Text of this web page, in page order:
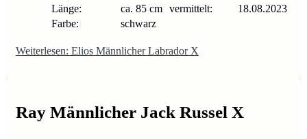
Länge:
ca. 85 cm vermittelt:
18.08.2023
Farbe:
schwarz
Weiterlesen: Elios Männlicher Labrador X
Ray Männlicher Jack Russel X